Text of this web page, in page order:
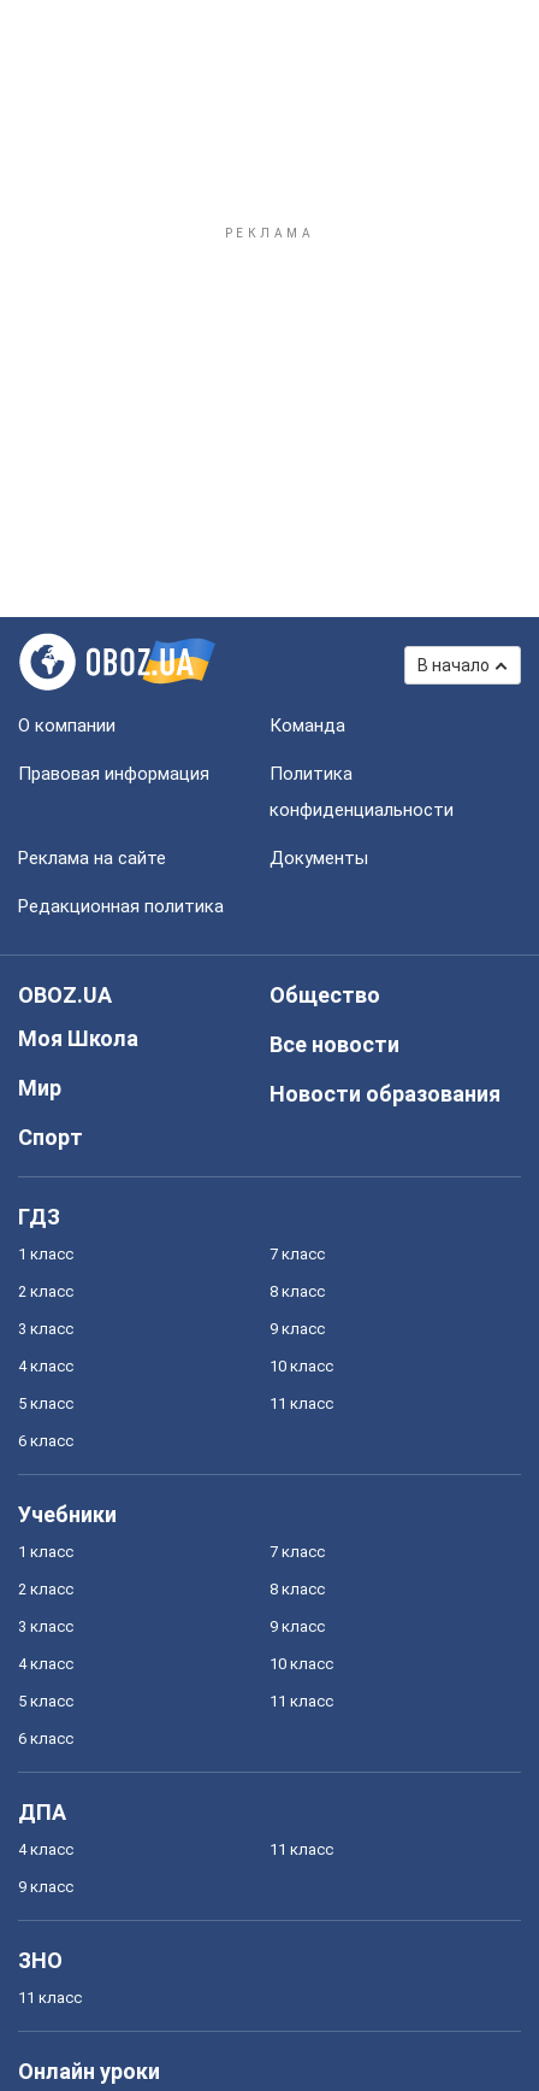
В начало
О компании Команда
Правовая информация
Политика
конфиденциальности
Реклама на сайте Документы
Редакционная политика
OBOZ.UA
Моя Школа
Мир
Спорт
Общество
Все новости
Новости образования
ГДЗ
1 класс
2 класс
3 класс
4 класс
5 класс
6 класс
7 класс
8 класс
9 класс
10 класс
11 класс
Учебники
1 класс
2 класс
3 класс
4 класс
5 класс
6 класс
7 класс
8 класс
9 класс
10 класс
11 класс
ДПА
4 класс
9 класс
11 класс
ЗНО
11 класс
Онлайн уроки